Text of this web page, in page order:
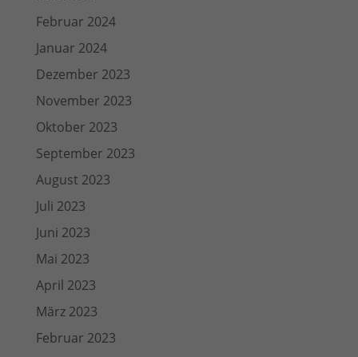
Februar 2024
Januar 2024
Dezember 2023
November 2023
Oktober 2023
September 2023
August 2023
Juli 2023
Juni 2023
Mai 2023
April 2023
März 2023
Februar 2023